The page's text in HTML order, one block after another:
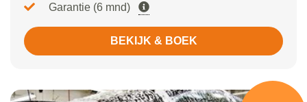
Garantie (6 mnd)
BEKIJK & BOEK